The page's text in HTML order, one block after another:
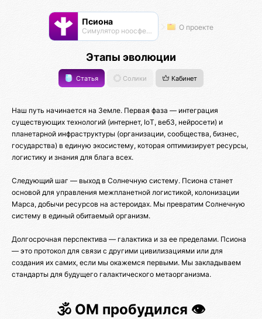
Псиона
Cимулятор ноосферы О проекте
Этапы эволюции
Статья Солики Кабинет
Наш путь начинается на Земле. Первая фаза — интеграция
существующих технологий (интернет, IoT, веб3, нейросети) и
планетарной инфраструктуры (организации, сообщества, бизнес,
государства) в единую экосистему, которая оптимизирует ресурсы,
логистику и знания для блага всех.
Следующий шаг — выход в Солнечную систему. Псиона станет
основой для управления межпланетной логистикой, колонизации
Марса, добычи ресурсов на астероидах. Мы превратим Солнечную
систему в единый обитаемый организм.
Долгосрочная перспектива — галактика и за ее пределами. Псиона
— это протокол для связи с другими цивилизациями или для
создания их самих, если мы окажемся первыми. Мы закладываем
стандарты для будущего галактического метаорганизма.
🕉️ ОМ пробудился 👁️